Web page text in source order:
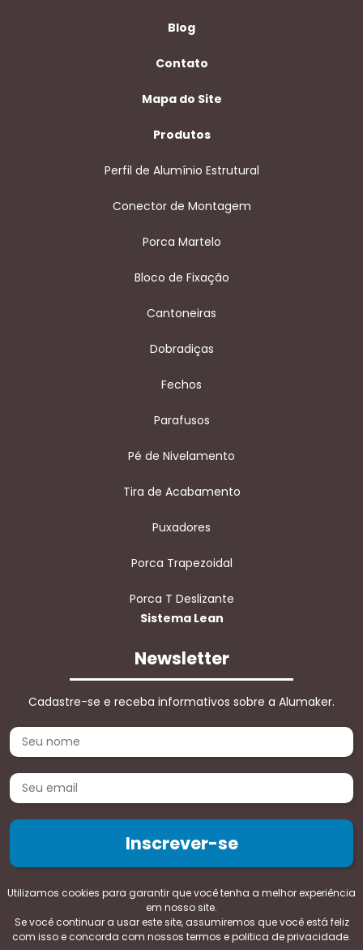
Blog
Contato
Mapa do Site
Produtos
Perfil de Alumínio Estrutural
Conector de Montagem
Porca Martelo
Bloco de Fixação
Cantoneiras
Dobradiças
Fechos
Parafusos
Pé de Nivelamento
Tira de Acabamento
Puxadores
Porca Trapezoidal
Porca T Deslizante
Sistema Lean
Newsletter
Cadastre-se e receba informativos sobre a Alumaker.
Copyright 2026 -Politica de privacidade e termos de uso
Utilizamos cookies para garantir que você tenha a melhor experiência
em nosso site.
Se você continuar a usar este site, assumiremos que você está feliz
com isso e concorda com nossos termos e politica de privacidade.